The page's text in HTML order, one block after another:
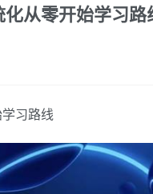
从零开始学习路
习路线